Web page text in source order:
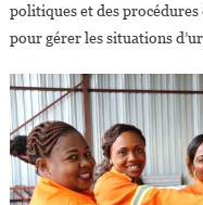
politiques et des procédures
pour gérer les situations